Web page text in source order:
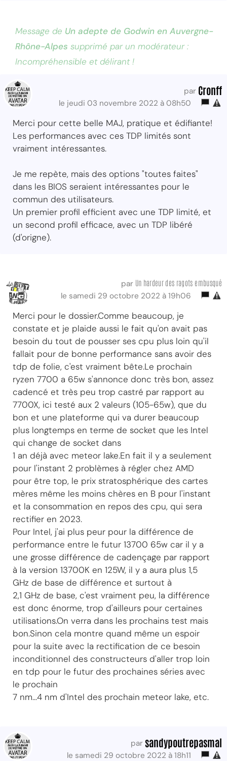
Message de Un adepte de Godwin en Auvergne-
Rhône-Alpes supprimé par un modérateur :
Incompréhensible et délirant !
par Cronff
le jeudi 03 novembre 2022 à 08h50
Merci pour cette belle MAJ, pratique et édifiante!
Les performances avec ces TDP limités sont
vraiment intéressantes.
Je me repète, mais des options "toutes faites"
dans les BIOS seraient intéressantes pour le
commun des utilisateurs.
Un premier profil efficient avec une TDP limité, et
un second profil efficace, avec un TDP libéré
(d'origne).
par Un hardeur des ragots embusqué
le samedi 29 octobre 2022 à 19h06
Merci pour le dossier.Comme beaucoup, je
constate et je plaide aussi le fait qu'on avait pas
besoin du tout de pousser ses cpu plus loin qu'il
fallait pour de bonne performance sans avoir des
tdp de folie, c'est vraiment bête.Le prochain
ryzen 7700 a 65w s'annonce donc très bon, assez
cadencé et très peu trop castré par rapport au
7700X, ici testé aux 2 valeurs (105-65w), que du
bon et une plateforme qui va durer beaucoup
plus longtemps en terme de socket que les Intel
qui change de socket dans
1 an déjà avec meteor lake.En fait il y a seulement
pour l'instant 2 problèmes à régler chez AMD
pour être top, le prix stratosphérique des cartes
mères même les moins chères en B pour l'instant
et la consommation en repos des cpu, qui sera
rectifier en 2023.
Pour Intel, j'ai plus peur pour la différence de
performance entre le futur 13700 65w car il y a
une grosse différence de cadençage par rapport
à la version 13700K en 125W, il y a aura plus 1,5
GHz de base de différence et surtout à
2,1 GHz de base, c'est vraiment peu, la différence
est donc énorme, trop d'ailleurs pour certaines
utilisations.On verra dans les prochains test mais
bon.Sinon cela montre quand même un espoir
pour la suite avec la rectification de ce besoin
inconditionnel des constructeurs d'aller trop loin
en tdp pour le futur des prochaines séries avec
le prochain
7 nm...4 nm d'Intel des prochain meteor lake, etc.
par sandypoutrepasmal
le samedi 29 octobre 2022 à 18h11